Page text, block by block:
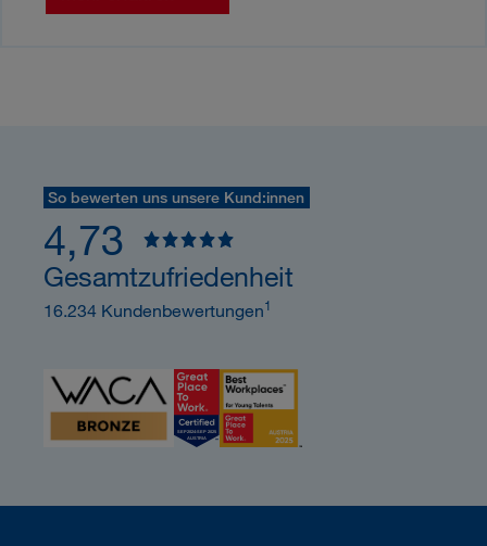
So bewerten uns unsere Kund:innen
4,73
Gesamtzufriedenheit
16.234 Kundenbewertungen1